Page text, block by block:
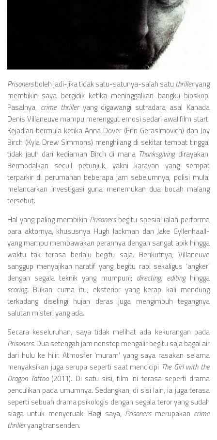
Prisonersboleh jadi-jika tidak satu-satunya-salah satu thrilleryang
membikin saya bergidik ketika meninggalkan bangku bioskop.
Pasalnya, crime thrilleryang digawangi sutradara asal Kanada
Denis Villaneuve mampu merenggut emosi sedari awal film start.
Kejadian bermula ketika Anna Dover (Erin Gerasimovich) dan Joy
Birch (Kyla Drew Simmons) menghilang di sekitar tempat tinggal
tidak jauh dari kediaman Birch di mana Thanksgivingdirayakan.
Bermodalkan secuil petunjuk, yakni karavan yang sempat
terparkir di perumahan beberapa jam sebelumnya, polisi mulai
melancarkan investigasi guna menemukan dua bocah malang
tersebut.
Hal yang paling membikin Prisoners begitu spesial ialah performa
para aktornya, khususnya Hugh Jackman dan Jake Gyllenhaall-
yang mampu membawakan perannya dengan sangat apik hingga
waktu tak terasa berlalu begitu saja. Berikutnya, Villaneuve
sanggup menyajikan naratif yang begitu rapi sekaligus ‘angker’
dengan segala teknik yang mumpuni; directing, editinghingga
scoring. Bukan cuma itu, eksterior yang kerap kali mendung
terkadang diselingi hujan deras juga mengimbuh tegangnya
salutan misteri yang ada.
Secara keseluruhan, saya tidak melihat ada kekurangan pada
Prisoners. Dua setengah jam nonstop mengalir begitu saja bagai air
dari hulu ke hilir. Atmosfer ‘muram’ yang saya rasakan selama
menyaksikan juga serupa seperti saat mencicipi The Girl with the
Dragon Tattoo(2011). Di satu sisi, film ini terasa seperti drama
penculikan pada umumnya. Sedangkan, di sisi lain, ia juga terasa
seperti sebuah drama psikologis dengan segala teror yang sudah
siaga untuk menyeruak. Bagi saya, Prisonersmerupakan crime
thrilleryang transenden.